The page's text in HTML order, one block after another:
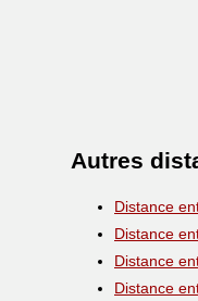
Autres
Distance
Distance
Distance
Distance